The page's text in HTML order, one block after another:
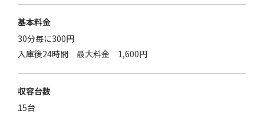
基本料金
30分毎に300円
入庫後24時間 最大料金 1,600円
収容台数
15台